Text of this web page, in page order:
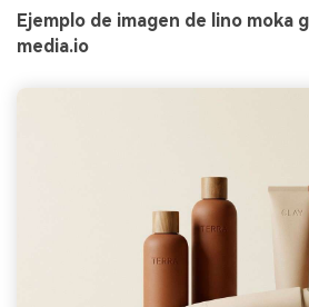
Ejemplo de imagen de lino moka
media.io